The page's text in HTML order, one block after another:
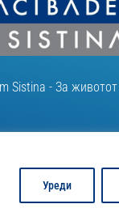
Уреди
Sistina - За